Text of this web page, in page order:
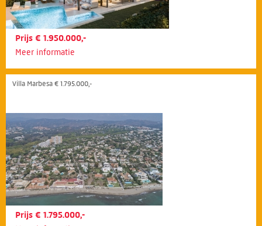
Prijs € 1.950.000,-
Meer informatie
Villa Marbesa € 1.795.000,-
Prijs € 1.795.000,-